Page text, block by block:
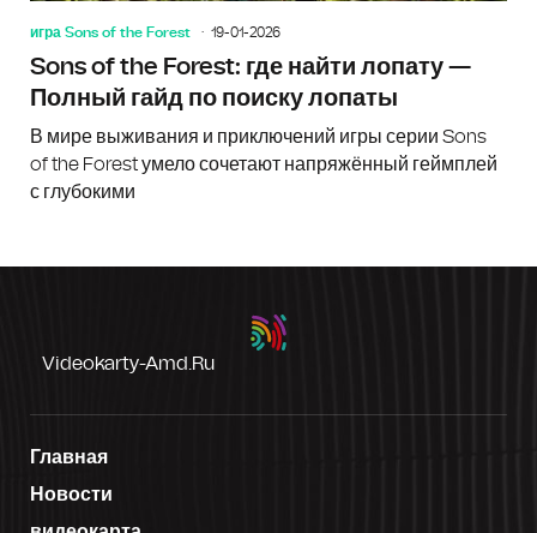
игра Sons of the Forest 19-01-2026
Sons of the Forest: где найти лопату —
Полный гайд по поиску лопаты
В мире выживания и приключений игры серии Sons
of the Forest умело сочетают напряжённый геймплей
с глубокими
Videokarty-Amd.ru
Главная
Новости